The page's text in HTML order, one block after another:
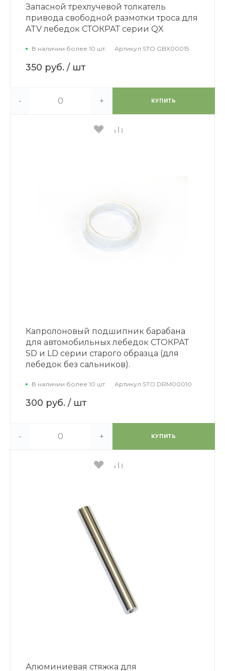
Запасной трехлучевой толкатель
привода свободной размотки троса для
ATV лебедок СТОКРАТ серии QX
В наличии более 10 шт. Артикул STO GBX00015
350 руб. / шт
- + КУПИТЬ
Капролоновый подшипник барабана
для автомобильных лебедок СТОКРАТ
SD и LD серии старого образца (для
лебедок без сальников).
В наличии более 10 шт. Артикул STO DRM00010
300 руб. / шт
- + КУПИТЬ
Алюминиевая стяжка для